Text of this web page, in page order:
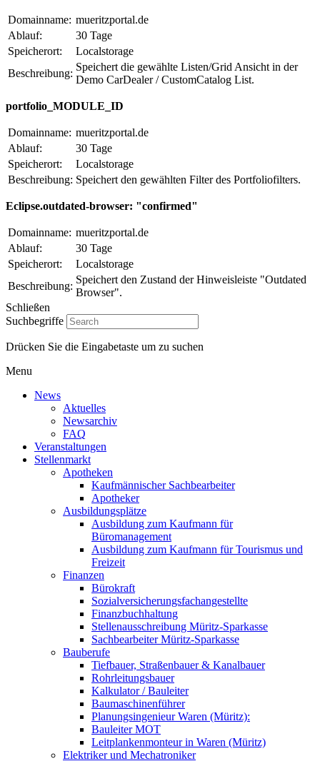
Domainname: mueritzportal.de
Ablauf:
30 Tage
Speicherort:
Localstorage
Beschreibung:
Speichert die gewählte Listen/Grid Ansicht in der
Demo CarDealer / CustomCatalog List.
portfolio_MODULE_ID
Domainname: mueritzportal.de
Ablauf:
30 Tage
Speicherort:
Localstorage
Beschreibung: Speichert den gewählten Filter des Portfoliofilters.
Eclipse.outdated-browser: "confirmed"
Domainname: mueritzportal.de
Ablauf:
30 Tage
Speicherort:
Localstorage
Beschreibung:
Speichert den Zustand der Hinweisleiste "Outdated
Browser".
Schließen
Suchbegriffe
Drücken Sie die Eingabetaste um zu suchen
Menu
News
Aktuelles
Newsarchiv
FAQ
Veranstaltungen
Stellenmarkt
Apotheken
Kaufmännischer Sachbearbeiter
Apotheker
Ausbildungsplätze
Ausbildung zum Kaufmann für
Büromanagement
Ausbildung zum Kaufmann für Tourismus und
Freizeit
Finanzen
Bürokraft
Sozialversicherungsfachangestellte
Finanzbuchhaltung
Stellenausschreibung Müritz-Sparkasse
Sachbearbeiter Müritz-Sparkasse
Bauberufe
Tiefbauer, Straßenbauer & Kanalbauer
Rohrleitungsbauer
Kalkulator / Bauleiter
Baumaschinenführer
Planungsingenieur Waren (Müritz):
Bauleiter MOT
Leitplankenmonteur in Waren (Müritz)
Elektriker und Mechatroniker